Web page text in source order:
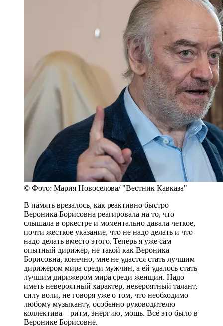
© Фото: Мария Новоселова/ "Вестник Кавказа"
В память врезалось, как реактивно быстро
Вероника Борисовна реагировала на то, что
слышала в оркестре и моментально давала четкое,
почти жесткое указание, что не надо делать и что
надо делать вместо этого. Теперь я уже сам
опытный дирижер, не такой как Вероника
Борисовна, конечно, мне не удастся стать лучшим
дирижером мира среди мужчин, а ей удалось стать
лучшим дирижером мира среди женщин. Надо
иметь невероятный характер, невероятный талант,
силу воли, не говоря уже о том, что необходимо
любому музыканту, особенно руководителю
коллектива – ритм, энергию, мощь. Всё это было в
Веронике Борисовне.